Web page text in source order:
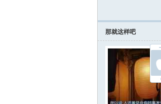
那就这样吧